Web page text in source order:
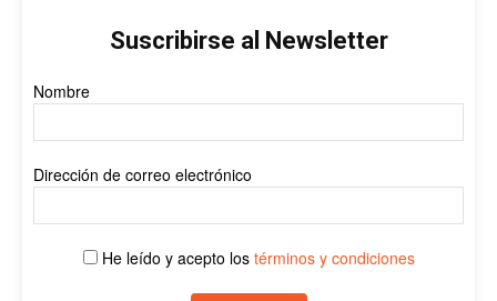
Suscribirse al Newsletter
Nombre
Dirección de correo electrónico
He leído y acepto los términos y condiciones